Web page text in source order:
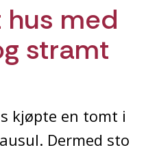
hus med
stramt
kjøpte en tomt i
Dermed sto